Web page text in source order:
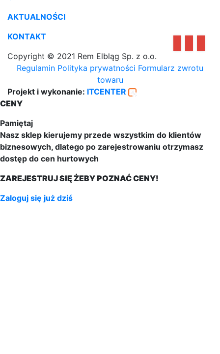
AKTUALNOŚCI
KONTAKT
Copyright © 2021 Rem Elbląg Sp. z o.o.
Regulamin Polityka prywatności Formularz zwrotu
towaru
Projekt i wykonanie: ITCENTER
CENY
Pamiętaj
Nasz sklep kierujemy przede wszystkim do klientów
biznesowych, dlatego po zarejestrowaniu otrzymasz
dostęp do cen hurtowych
ZAREJESTRUJ SIĘ ŻEBY POZNAĆ CENY!
Zaloguj się już dziś